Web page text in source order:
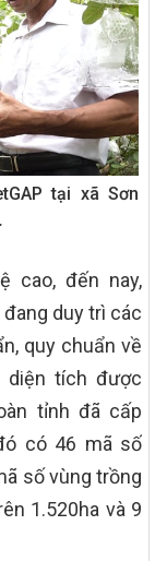
tại xã Sơn
cao, đến nay,
duy trì các
quy chuẩn về
diện tích được
tỉnh đã cấp
có 46 mã số
số vùng trồng
1.520ha và 9